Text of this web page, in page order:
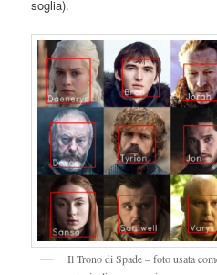
soglia).
Il Trono di Spade – foto usata